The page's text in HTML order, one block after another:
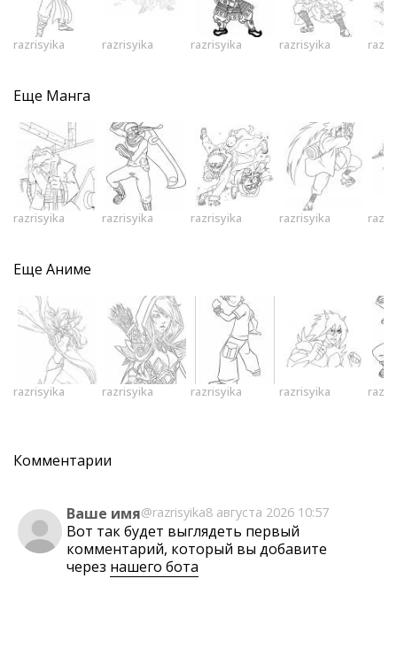
razrisyika razrisyika razrisyika razrisyika
Еще Манга
razrisyika razrisyika razrisyika razrisyika
Еще Аниме
razrisyika razrisyika razrisyika razrisyika
Комментарии
Ваше имя@razrisyika8 августа 2026 10:57
Вот так будет выглядеть первый
комментарий, который вы добавите
через нашего бота